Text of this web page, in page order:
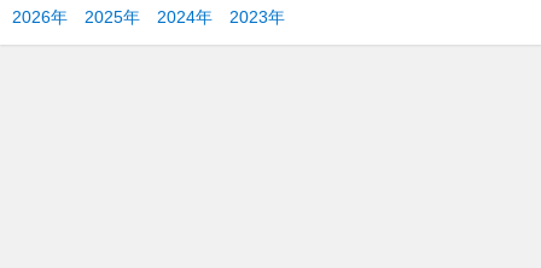
2026年 2025年 2024年 2023年